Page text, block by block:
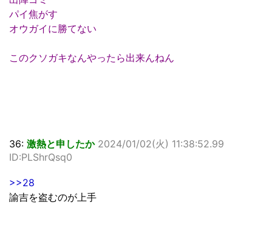
パイ焦がす
オウガイに勝てない
このクソガキなんやったら出来んねん
36: 激熱と申したか 2024/01/02(火) 11:38:52.99
ID:PLShrQsq0
>>28
諭吉を盗むのが上手